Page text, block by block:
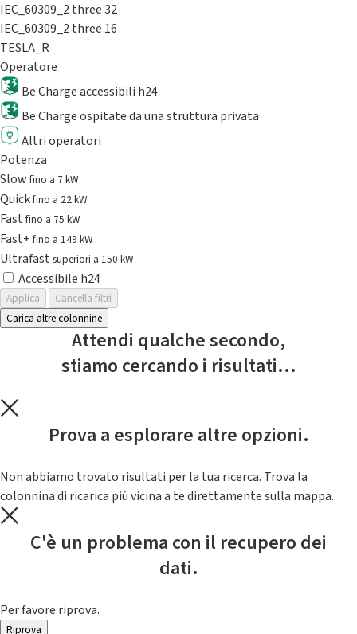
IEC_60309_2 three 32
IEC_60309_2 three 16
TESLA_R
Operatore
Be Charge accessibili h24
Be Charge ospitate da una struttura privata
Altri operatori
Potenza
Slowfino a 7 kW
Quickfino a 22 kW
Fastfino a 75 kW
Fast+fino a 149 kW
Ultrafast superiori a 150 kW
Accessibile h24
Applica
Cancella filtri
Carica altre colonnine
Attendi qualche secondo,
stiamo cercando i risultati...
Prova a esplorare altre opzioni.
Non abbiamo trovato risultati per la tua ricerca. Trova la
colonnina di ricarica piú vicina a te direttamente sulla mappa.
C'è un problema con il recupero dei
dati.
Per favore riprova.
Riprova